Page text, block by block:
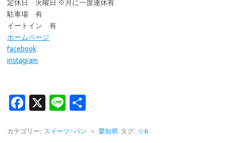
定休日 火曜日 ※月に一度連休有
駐車場 有
イートイン 有
ホームページ
facebook
instagram
Fa
e
X
Li
e
カテゴリー: スイーツ･パン ＞ 愛知県 タグ: ☆6